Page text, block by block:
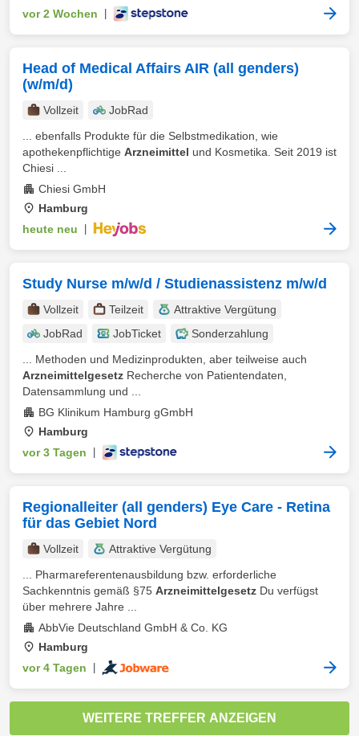
vor 2 Wochen
Head of Medical Affairs AIR (all genders)
(w/m/d)
Vollzeit
JobRad
... ebenfalls Produkte für die Selbstmedikation, wie
apothekenpflichtige Arzneimittel und Kosmetika. Seit 2019 ist
Chiesi ...
Chiesi GmbH
Hamburg
heute neu
Study Nurse m/w/d / Studienassistenz m/w/d
Vollzeit Teilzeit
Attraktive Vergütung
JobRad
JobTicket
Sonderzahlung
... Methoden und Medizinprodukten, aber teilweise auch
Arzneimittelgesetz Recherche von Patientendaten,
Datensammlung und ...
BG Klinikum Hamburg gGmbH
Hamburg
vor 3 Tagen
Regionalleiter (all genders) Eye Care - Retina
für das Gebiet Nord
Vollzeit
Attraktive Vergütung
... Pharmareferentenausbildung bzw. erforderliche
Sachkenntnis gemäß §75 Arzneimittelgesetz Du verfügst
über mehrere Jahre ...
AbbVie Deutschland GmbH & Co. KG
Hamburg
vor 4 Tagen
WEITERE TREFFER ANZEIGEN